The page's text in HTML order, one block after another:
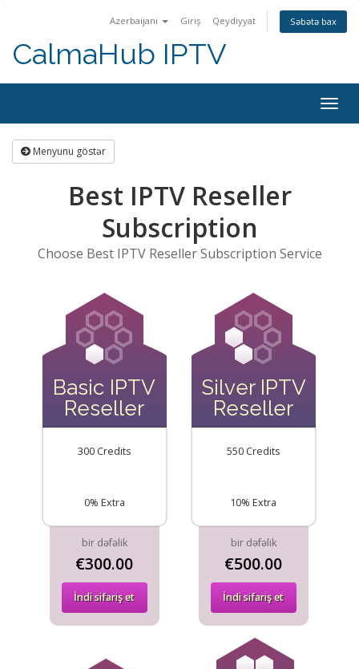
Azerbaijani Giriş Qeydiyyat Səbətə bax
CalmaHub IPTV
keçid
Menyunu göstər
Best IPTV Reseller
Subscription
Choose Best IPTV Reseller Subscription Service
Basic IPTV
Reseller
300 Credits
0% Extra
bir dəfəlik
€300.00
İndi sifariş et
Silver IPTV
Reseller
550 Credits
10% Extra
bir dəfəlik
€500.00
İndi sifariş et